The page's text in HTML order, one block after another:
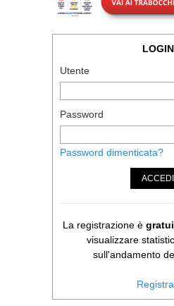
LOGIN
Utente
Password
Password dimenticata?
ACCEDI
La registrazione è
visualizzare
sull'andamento